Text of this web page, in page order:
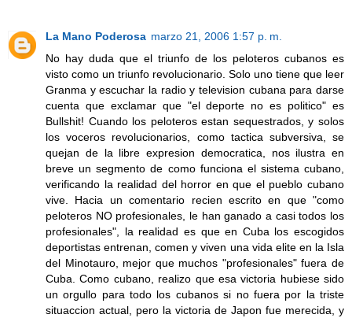
La Mano Poderosa marzo 21, 2006 1:57 p. m.
No hay duda que el triunfo de los peloteros cubanos es
visto como un triunfo revolucionario. Solo uno tiene que leer
Granma y escuchar la radio y television cubana para darse
cuenta que exclamar que "el deporte no es politico" es
Bullshit! Cuando los peloteros estan sequestrados, y solos
los voceros revolucionarios, como tactica subversiva, se
quejan de la libre expresion democratica, nos ilustra en
breve un segmento de como funciona el sistema cubano,
verificando la realidad del horror en que el pueblo cubano
vive. Hacia un comentario recien escrito en que "como
peloteros NO profesionales, le han ganado a casi todos los
profesionales", la realidad es que en Cuba los escogidos
deportistas entrenan, comen y viven una vida elite en la Isla
del Minotauro, mejor que muchos "profesionales" fuera de
Cuba. Como cubano, realizo que esa victoria hubiese sido
un orgullo para todo los cubanos si no fuera por la triste
situaccion actual, pero la victoria de Japon fue merecida, y